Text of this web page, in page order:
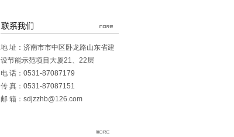
地 址：济南市市中区卧龙路山东省建
设节能示范项目大厦21、22层
电 话：0531-87087179
传 真：0531-87087151
邮 箱： sdjzzhb@126.com